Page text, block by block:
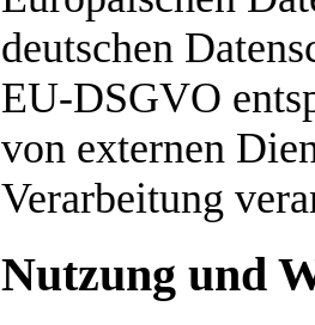
deutschen
EU-DSGVO
von externen
Verarbeitung
Nutzung und